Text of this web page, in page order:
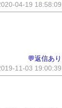
04-19 18:58:09
💬返信あり
11-03 19:00:39